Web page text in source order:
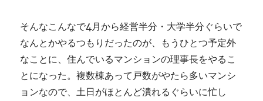
そんなこんなで4月から経営半分・大学半分ぐらいで
なんとかやるつもりだったのが、もうひとつ予定外
なことに、住んでいるマンションの理事長をやるこ
とになった。複数棟あって戸数がやたら多いマンシ
ョンなので、土日がほとんど潰れるぐらいに忙し